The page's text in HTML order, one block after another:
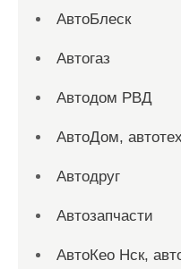
АвтоБлеск
Автогаз
Автодом РВД
АвтоДом,
Автодруг
Автозапчасти
АвтоКео Нск,